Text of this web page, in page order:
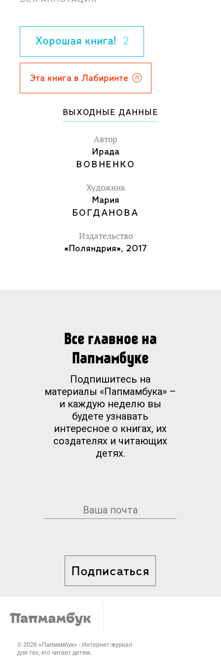
называли Французом. А также совершат
побывают в музее-квартире
Пушкина и откроют для себя много
нового и интересного.
Для младшего школьного возраста.
Хорошая книга! 2
Эта книга в Лабиринте
ВЫХОДНЫЕ ДАННЫЕ
Автор
Ирада
ВОВНЕНКО
Художник
Мария
БОГДАНОВА
Издательство
«Поляндрия», 2017
Все главное на
Папмамбуке
Подпишитесь на
материалы «Папмамбука» –
и каждую неделю вы
будете узнавать
интересное о книгах, их
создателях и читающих
детях.
Подписаться
© 2026 «Папмамбук» - Интернет-журнал
для тех, кто читает детям..